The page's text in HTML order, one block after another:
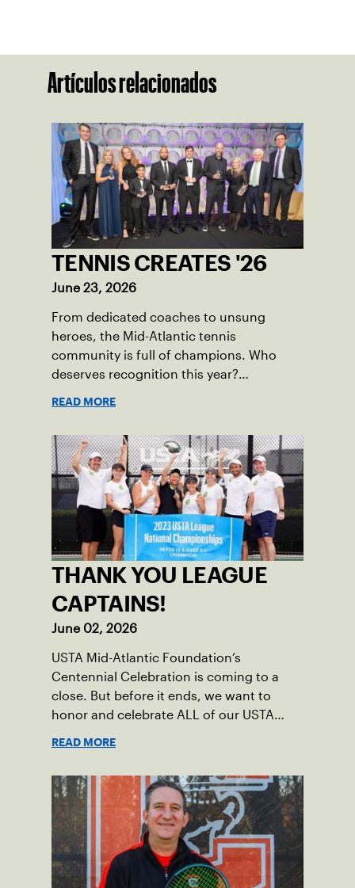
Artículos relacionados
TENNIS CREATES '26
June 23, 2026
From dedicated coaches to unsung
heroes, the Mid-Atlantic tennis
community is full of champions. Who
deserves recognition this year?
READ MORE
THANK YOU LEAGUE
CAPTAINS!
June 02, 2026
USTA Mid-Atlantic Foundation’s
Centennial Celebration is coming to a
close. But before it ends, we want to
honor and celebrate ALL of our USTA
community among adult players, but they
also ensure tennis in our region remains
vibrant and strong.
READ MORE